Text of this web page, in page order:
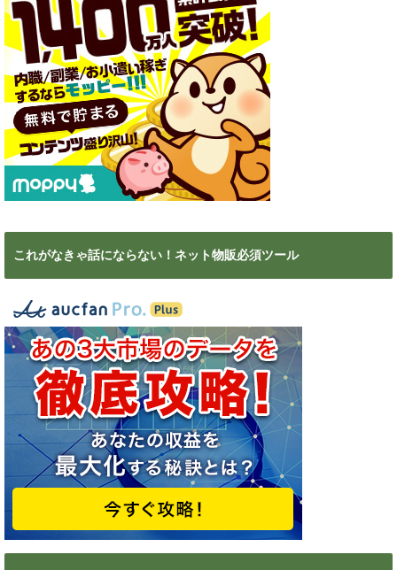
これがなきゃ話にならない！ネット物販必須ツール